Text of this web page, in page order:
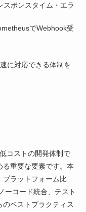
ポンスタイム・エラ
でWebhook受
に対応できる体制を
コストの開発体制で
る重要な要素です。本
ラットフォーム比
ーコード統合、テスト
のベストプラクティス